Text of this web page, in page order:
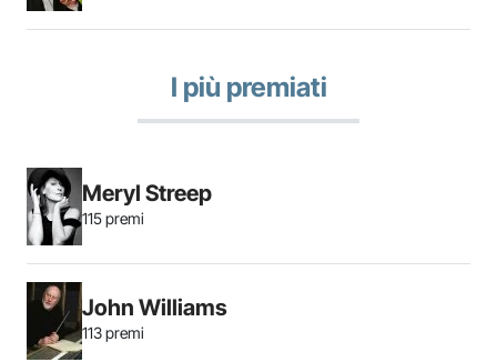
I più premiati
Meryl Streep
115 premi
John Williams
113 premi